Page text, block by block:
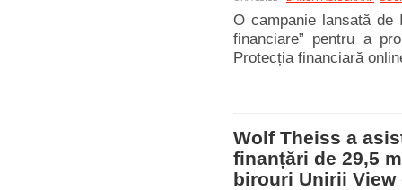
O campanie lansată de
financiare” pentru a
Protecția financiară
Wolf Theiss a
finanțări de 29,5
birouri Unirii